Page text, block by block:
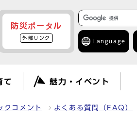
防災ポータル
外部リンク
Language
て 魅力・イベント
クコメント よくある質問（FAQ）